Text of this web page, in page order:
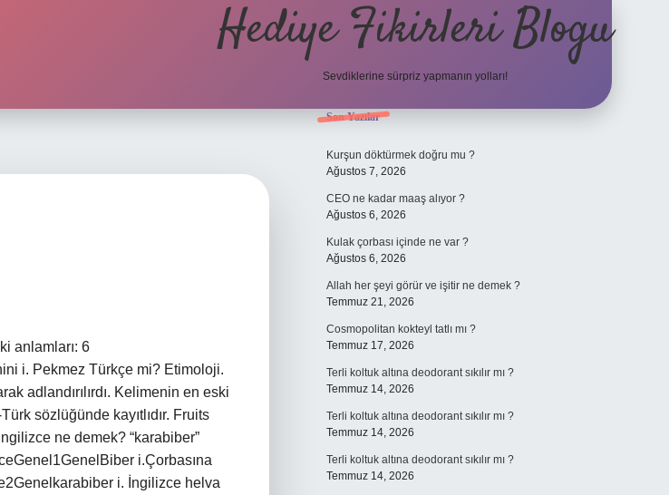
Hediye Fikirleri Blogu
Sevdiklerine sürpriz yapmanın yolları!
anlamları: 6
i. Pekmez Türkçe mi? Etimoloji.
adlandırılırdı. Kelimenin en eski
sözlüğünde kayıtlıdır. Fruits
ne demek? “karabiber”
i.Çorbasına
i. İngilizce helva
Sidebar
Son Yazılar
Kurşun döktürmek doğru mu ?
Ağustos 7, 2026
CEO ne kadar maaş alıyor ?
Ağustos 6, 2026
Kulak çorbası içinde ne var ?
Ağustos 6, 2026
Allah her şeyi görür ve işitir ne demek ?
Temmuz 21, 2026
Cosmopolitan kokteyl tatlı mı ?
Temmuz 17, 2026
Terli koltuk altına deodorant sıkılır mı ?
Temmuz 14, 2026
Terli koltuk altına deodorant sıkılır mı ?
Temmuz 14, 2026
Terli koltuk altına deodorant sıkılır mı ?
Temmuz 14, 2026